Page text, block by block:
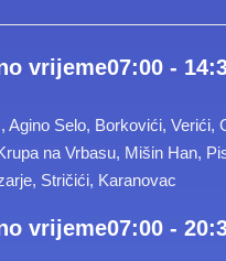
vrijeme07:00 -
Agino Selo, Borkovići, Verići,
na Vrbasu, Mišin Han,
Stričići, Karanovac
vrijeme07:00 -